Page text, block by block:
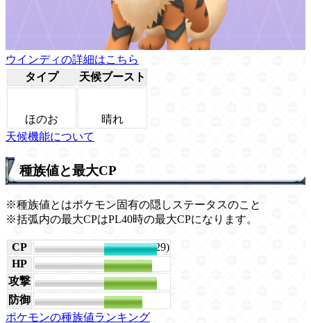
ウインディの詳細はこちら
タイプ
天候ブースト
ほのお
晴れ
天候機能について
種族値と最大CP
※種族値とはポケモン固有の隠しステータスのこと
※括弧内の最大CPはPL40時の最大CPになります。
CP
3425 (3029)
HP
207
攻撃
227
防御
166
ポケモンの種族値ランキング